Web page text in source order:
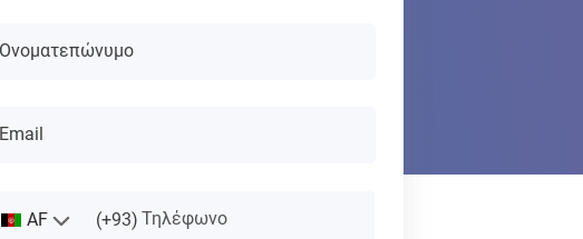
Ονοματεπώνυμο
Email
AF (+93) Τηλέφωνο